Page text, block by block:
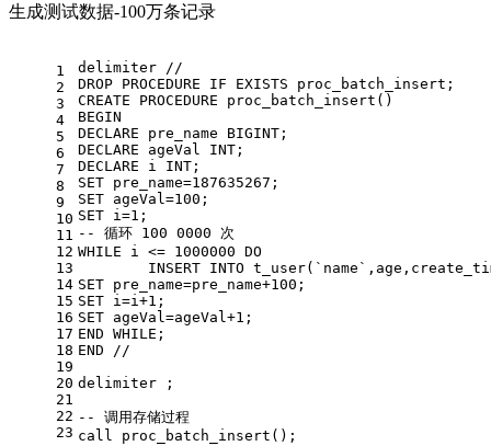
生成测试数据-100万条记录
1
2
3
4
5
6
7
8
9
10
11
12
13
14
15
16
17
18
19
20
21
22
23
delimiter //
DROP PROCEDURE IF EXISTS proc_batch_insert;
CREATE
PROCEDURE proc_batch_insert()
BEGIN
DECLARE pre_name BIGINT ;
DECLARE ageVal INT ;
DECLARE i INT ;
SET pre_name=187635267 ;
SET ageVal=100 ;
SET i=1 ;
-- 循环 100 0000 次
WHILE i <= 1000000 DO
INSERT INTO
SET pre_name=pre_name+100 ;
SET i=i+1 ;
SET ageVal=ageVal+1 ;
END WHILE;
END
//
delimiter ;
-- 调用存储过程
call proc_batch_insert();